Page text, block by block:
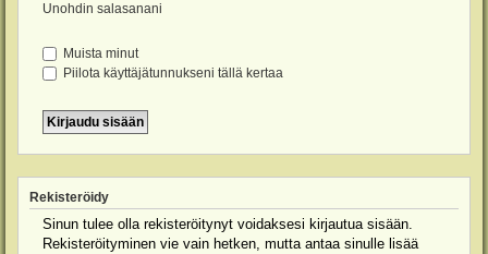
Unohdin salasanani
Muista minut
Piilota käyttäjätunnukseni tällä kertaa
Rekisteröidy
Sinun tulee olla rekisteröitynyt voidaksesi kirjautua sisään.
Rekisteröityminen vie vain hetken, mutta antaa sinulle lisää